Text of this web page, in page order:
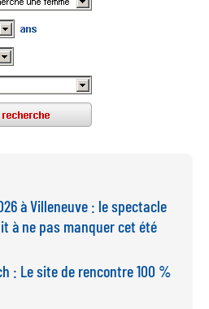
à Villeneuve : le spectacle
à ne pas manquer cet été
: Le site de rencontre 100 %